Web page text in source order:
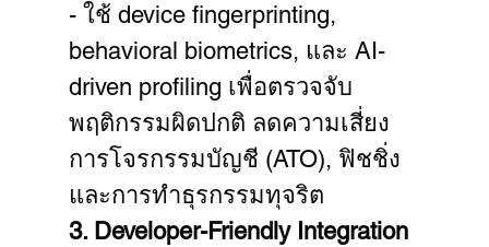
- ใช้ device fingerprinting,
behavioral biometrics, และ AI-
driven profiling เพื่อตรวจจับ
พฤติกรรมผิดปกติ ลดความเสี่ยง
การโจรกรรมบัญชี (ATO), ฟิชชิ่ง
และการทำธุรกรรมทุจริต
3. Developer-Friendly Integration